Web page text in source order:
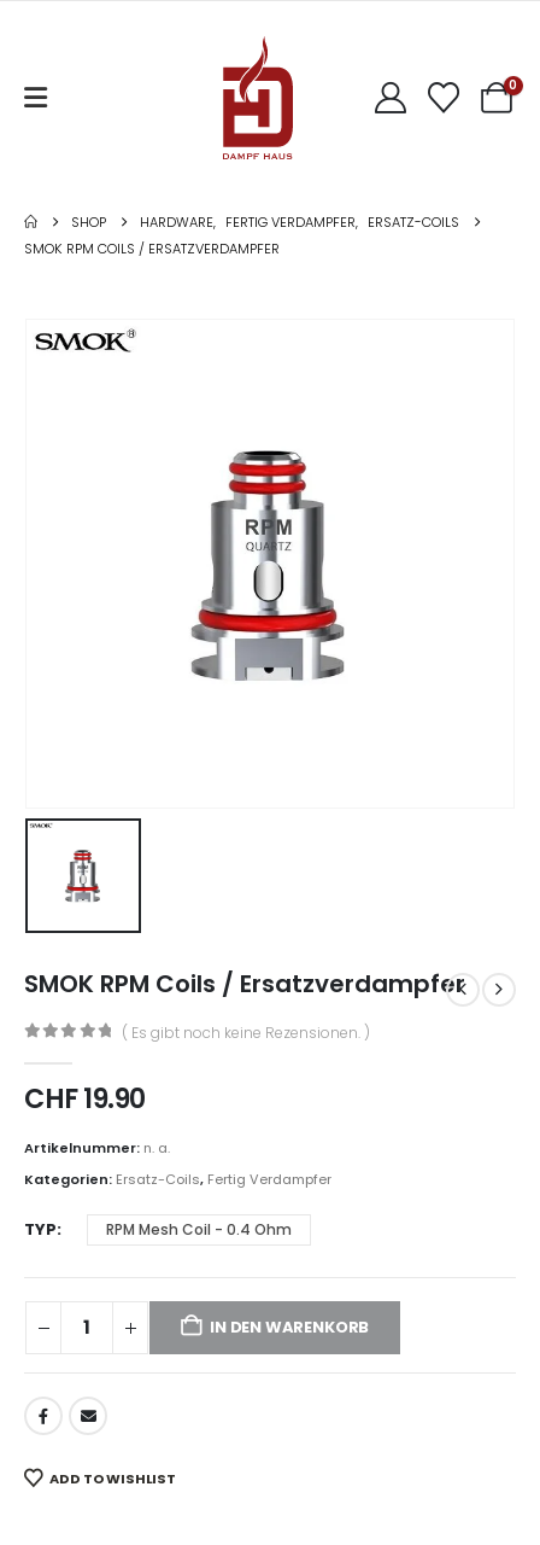
0
SHOP HARDWARE, FERTIG VERDAMPFER, ERSATZ-COILS
SMOK RPM COILS / ERSATZVERDAMPFER
SMOK RPM Coils / Ersatzverdampfer
( Es gibt noch keine Rezensionen. )
CHF19.90
Artikelnummer: n. a.
Kategorien: Ersatz-Coils, Fertig Verdampfer
TYP RPM Mesh Coil - 0.4 Ohm
IN DEN WARENKORB
ADD TO WISHLIST